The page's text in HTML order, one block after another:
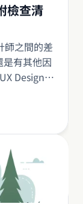
師之間的差
有其他因
Designer
法。
檢查清